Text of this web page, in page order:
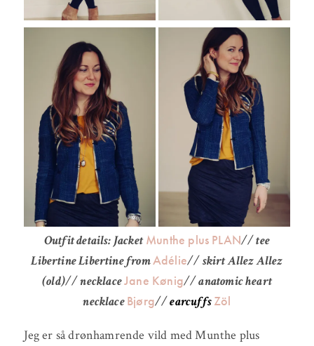
Outfit details: JacketMunthe plus PLAN// tee
Libertine Libertine fromAdélie// skirt Allez Allez
(old)// necklaceJane Kønig// anatomic heart
necklaceBjørg//earcuffsZöl
Jeg er så drønhamrende vild med Munthe plus